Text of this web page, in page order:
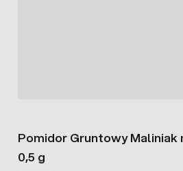
Pomidor Gruntowy Maliniak
0,5 g